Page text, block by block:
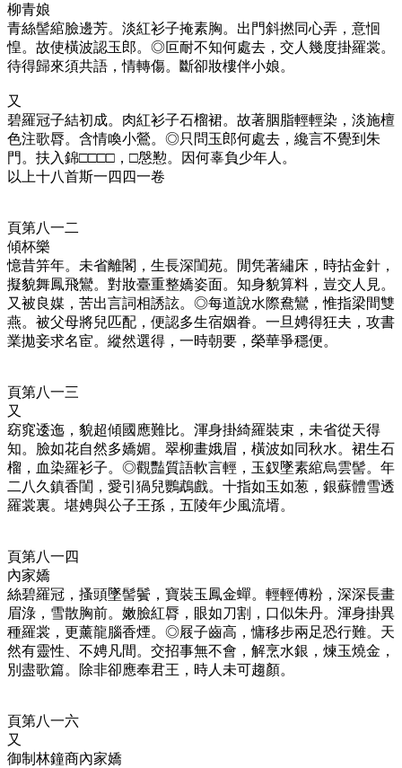
柳青娘
青絲髻綰臉邊芳。淡紅衫子掩素胸。出門斜撚同心弄，意恛
惶。故使橫波認玉郎。◎叵耐不知何處去，交人幾度掛羅裳。
待得歸來須共語，情轉傷。斷卻妝樓伴小娘。
又
碧羅冠子結初成。肉紅衫子石榴裙。故著胭脂輕輕染，淡施檀
色注歌脣。含情喚小鶯。◎只問玉郎何處去，纔言不覺到朱
門。扶入錦□□□□，□慇懃。因何辜負少年人。
以上十八首斯一四四一卷
頁第八一二
傾杯樂
憶昔笄年。未省離閣，生長深閨苑。閒凭著繡床，時拈金針，
擬貌舞鳳飛鸞。對妝臺重整嬌姿面。知身貌算料，豈交人見。
又被良媒，苦出言詞相誘詃。◎每道說水際鴦鸞，惟指梁間雙
燕。被父母將兒匹配，便認多生宿姻眷。一旦娉得狂夫，攻書
業拋妾求名宦。縱然選得，一時朝要，榮華爭穩便。
頁第八一三
又
窈窕逶迤，貌超傾國應難比。渾身掛綺羅裝束，未省從天得
知。臉如花自然多嬌媚。翠柳畫娥眉，橫波如同秋水。裙生石
榴，血染羅衫子。◎觀豔質語軟言輕，玉釵墜素綰烏雲髻。年
二八久鎮香閨，愛引猧兒鸚鵡戲。十指如玉如葱，銀蘇體雪透
羅裳裏。堪娉與公子王孫，五陵年少風流壻。
頁第八一四
內家嬌
絲碧羅冠，搔頭墜髻鬢，寶裝玉鳳金蟬。輕輕傅粉，深深長畫
眉淥，雪散胸前。嫩臉紅脣，眼如刀割，口似朱丹。渾身掛異
種羅裳，更薰龍腦香煙。◎屐子齒高，慵移步兩足恐行難。天
然有靈性、不娉凡間。交招事無不會，解烹水銀，煉玉燒金，
別盡歌篇。除非卻應奉君王，時人未可趨顏。
頁第八一六
又
御制林鐘商內家嬌